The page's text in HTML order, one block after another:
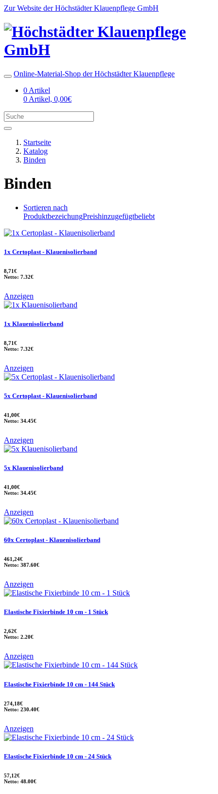
Zur Website der Höchstädter Klauenpflege GmbH
Online-Material-Shop der Höchstädter Klauenpflege
0 Artikel
0 Artikel, 0,00€
Startseite
Katalog
Binden
Binden
Sortieren nach
ProduktbezeichungPreishinzugefügtbeliebt
1x Certoplast - Klauenisolierband
8,71€
Netto: 7.32€
Anzeigen
1x Klauenisolierband
8,71€
Netto: 7.32€
Anzeigen
5x Certoplast - Klauenisolierband
41,00€
Netto: 34.45€
Anzeigen
5x Klauenisolierband
41,00€
Netto: 34.45€
Anzeigen
60x Certoplast - Klauenisolierband
461,24€
Netto: 387.60€
Anzeigen
Elastische Fixierbinde 10 cm - 1 Stück
2,62€
Netto: 2.20€
Anzeigen
Elastische Fixierbinde 10 cm - 144 Stück
274,18€
Netto: 230.40€
Anzeigen
Elastische Fixierbinde 10 cm - 24 Stück
57,12€
Netto: 48.00€